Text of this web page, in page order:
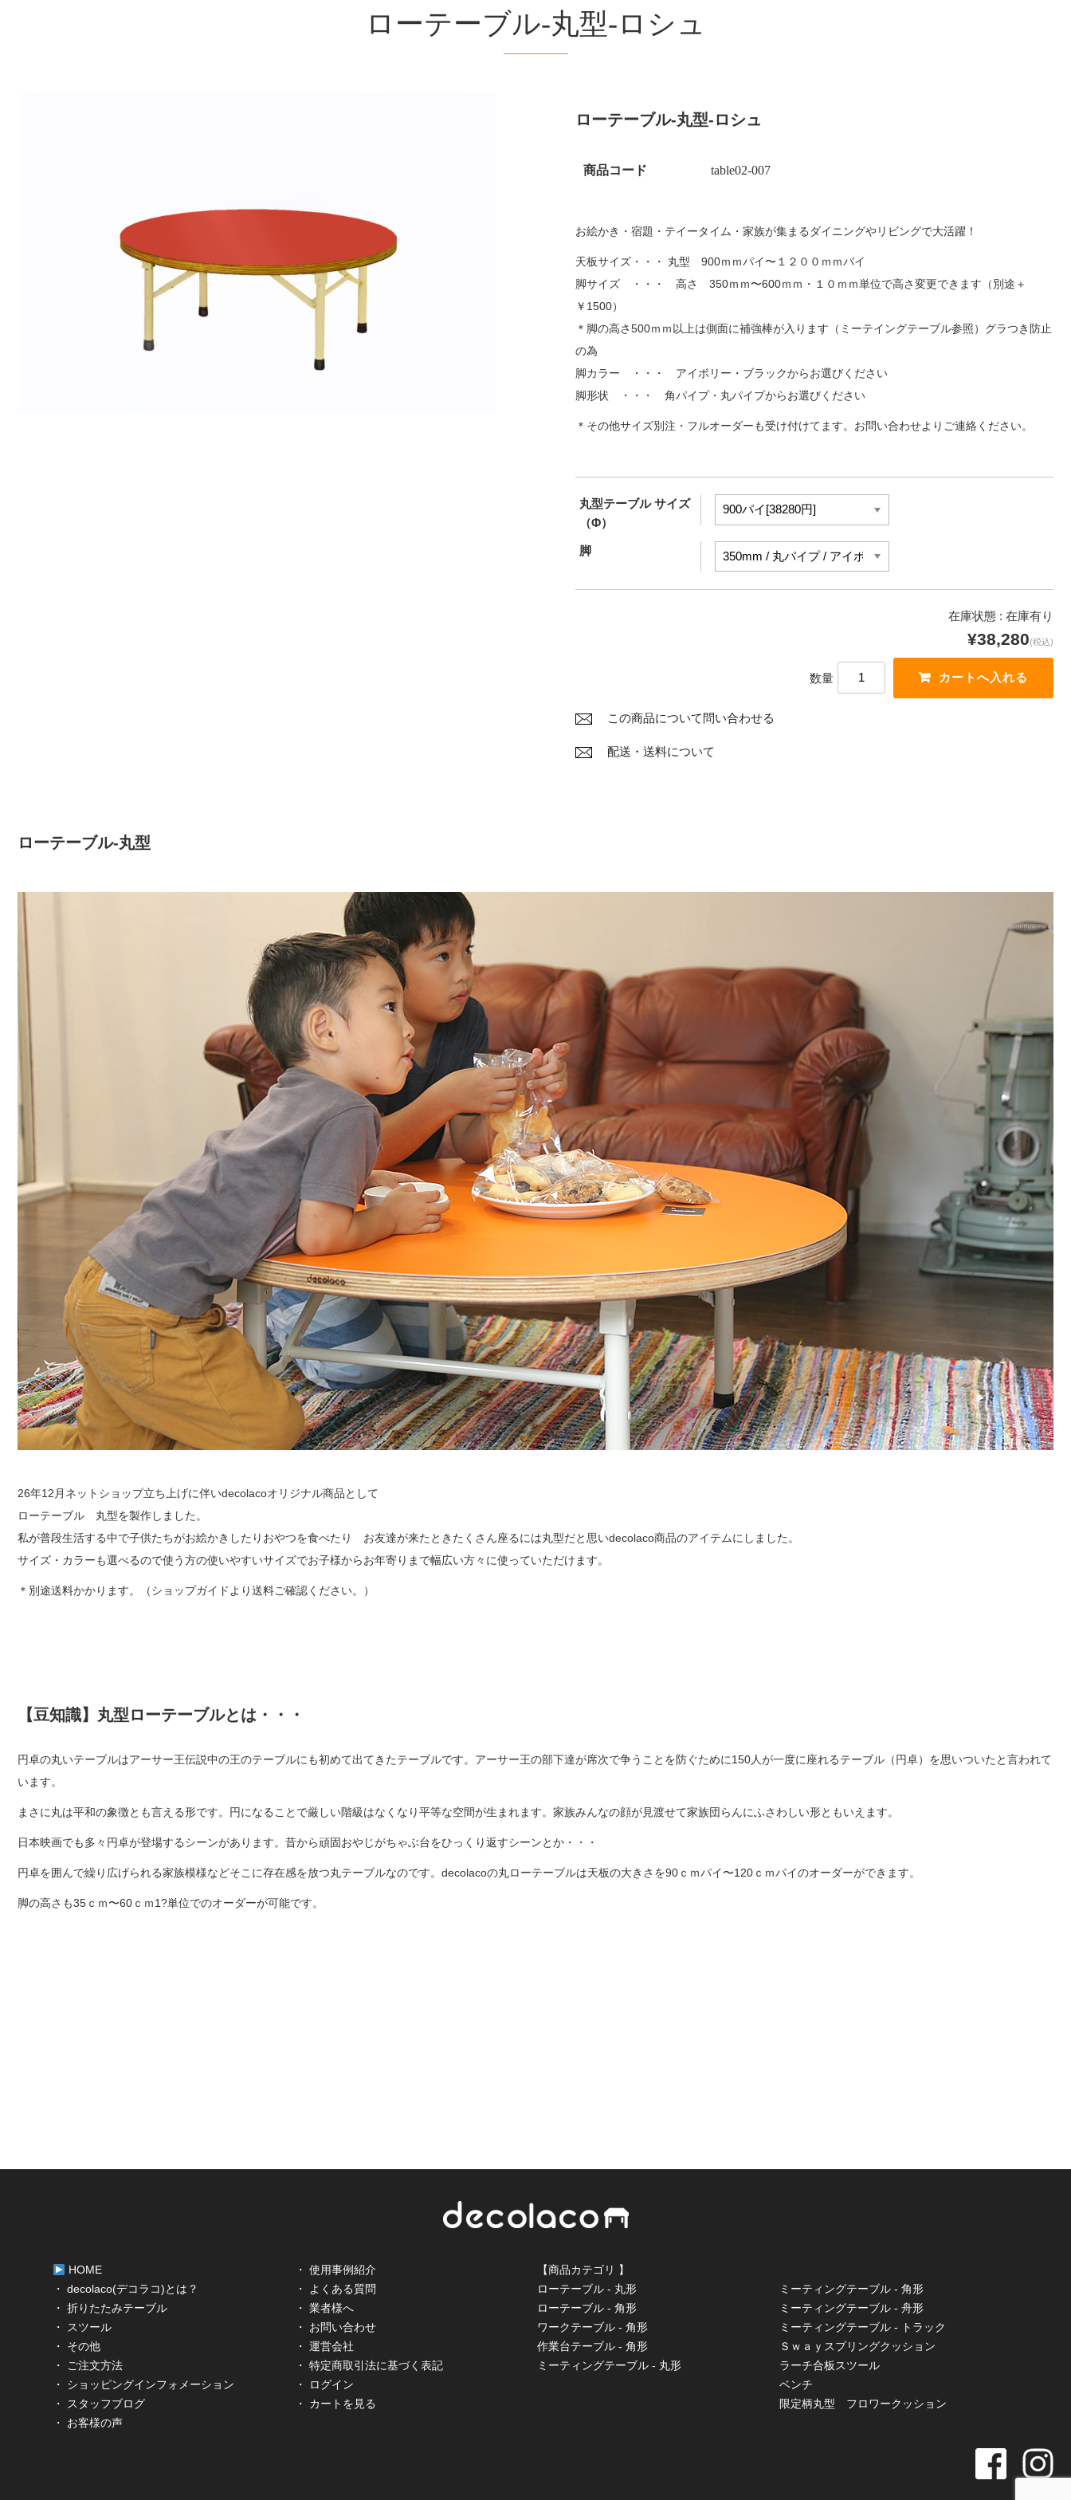
ローテーブル-丸型-ロシュ
ローテーブル-丸型-ロシュ
商品コード table02-007
お絵かき・宿題・テイータイム・家族が集まるダイニングやリビングで大活躍！
天板サイズ・・・ 丸型 900ｍｍパイ〜１２００ｍｍパイ
脚サイズ ・・・ 高さ 350ｍｍ〜600ｍｍ・１０ｍｍ単位で高さ変更できます（別途＋
￥1500）
＊脚の高さ500ｍｍ以上は側面に補強棒が入ります（ミーテイングテーブル参照）グラつき防止
の為
脚カラー ・・・ アイボリー・ブラックからお選びください
脚形状 ・・・ 角パイプ・丸パイプからお選びください
＊その他サイズ別注・フルオーダーも受け付けてます。お問い合わせよりご連絡ください。
丸型テーブル サイズ
（Φ）
脚
在庫状態 : 在庫有り
¥38,280(税込)
数量
この商品について問い合わせる
配送・送料について
ローテーブル-丸型
26年12月ネットショップ立ち上げに伴いdecolacoオリジナル商品として
ローテーブル 丸型を製作しました。
私が普段生活する中で子供たちがお絵かきしたりおやつを食べたり お友達が来たときたくさん座るには丸型だと思いdecolaco商品のアイテムにしました。
サイズ・カラーも選べるので使う方の使いやすいサイズでお子様からお年寄りまで幅広い方々に使っていただけます。
＊別途送料かかります。（ショップガイドより送料ご確認ください。）
【豆知識】丸型ローテーブルとは・・・
円卓の丸いテーブルはアーサー王伝説中の王のテーブルにも初めて出てきたテーブルです。アーサー王の部下達が席次で争うことを防ぐために150人が一度に座れるテーブル（円卓）を思いついたと言われて
います。
まさに丸は平和の象徴とも言える形です。円になることで厳しい階級はなくなり平等な空間が生まれます。家族みんなの顔が見渡せて家族団らんにふさわしい形ともいえます。
日本映画でも多々円卓が登場するシーンがあります。昔から頑固おやじがちゃぶ台をひっくり返すシーンとか・・・
円卓を囲んで繰り広げられる家族模様などそこに存在感を放つ丸テーブルなのです。decolacoの丸ローテーブルは天板の大きさを90ｃｍパイ〜120ｃｍパイのオーダーができます。
脚の高さも35ｃｍ〜60ｃｍ1?単位でのオーダーが可能です。
HOME
・ decolaco(デコラコ)とは？
・ 折りたたみテーブル
・ スツール
・ その他
・ ご注文方法
・ ショッピングインフォメーション
・ スタッフブログ
・ お客様の声
・ 使用事例紹介
・ よくある質問
・ 業者様へ
・ お問い合わせ
・ 運営会社
・ 特定商取引法に基づく表記
・ ログイン
・ カートを見る
【商品カテゴリ 】
ローテーブル - 丸形
ローテーブル - 角形
ワークテーブル - 角形
作業台テーブル - 角形
ミーティングテーブル - 丸形
ミーティングテーブル - 角形
ミーティングテーブル - 舟形
ミーティングテーブル - トラック
Ｓｗａｙスプリングクッション
ラーチ合板スツール
ベンチ
限定柄丸型 フロワークッション